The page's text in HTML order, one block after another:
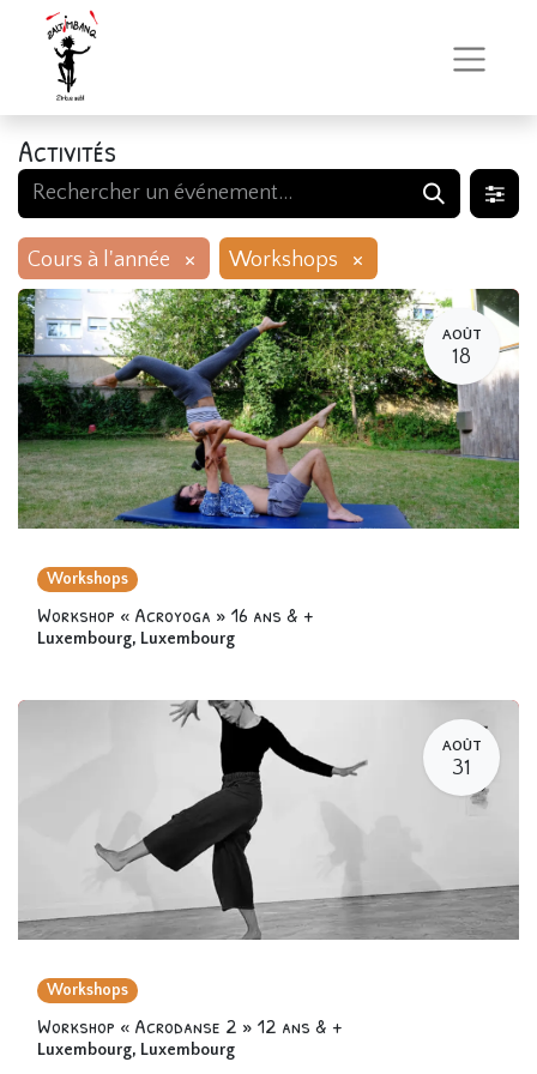
Activités
Cours à l'année × Workshops ×
AOÛT
18
Workshops
Workshop « Acroyoga » 16 ans & +
Luxembourg, Luxembourg
AOÛT
31
Workshops
Workshop « Acrodanse 2 » 12 ans & +
Luxembourg, Luxembourg